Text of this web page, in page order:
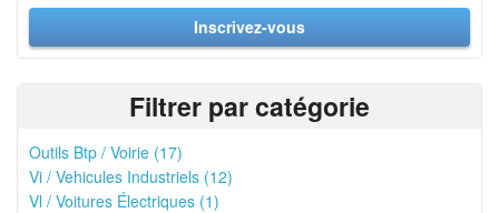
Inscrivez-vous
Filtrer par catégorie
Outils Btp / Voirie (17)
Vi / Vehicules Industriels (12)
Vl / Voitures Électriques (1)